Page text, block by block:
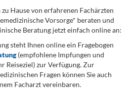
zu Hause von erfahrenen Fachärzten
Vorsorge* beraten und
Beratung jetzt einfach online an:
steht Ihnen online ein Fragebogen
(empfohlene Impfungen und
Reiseziel) zur Verfügung. Zur
Fragen können Sie auch
Facharzt vereinbaren.